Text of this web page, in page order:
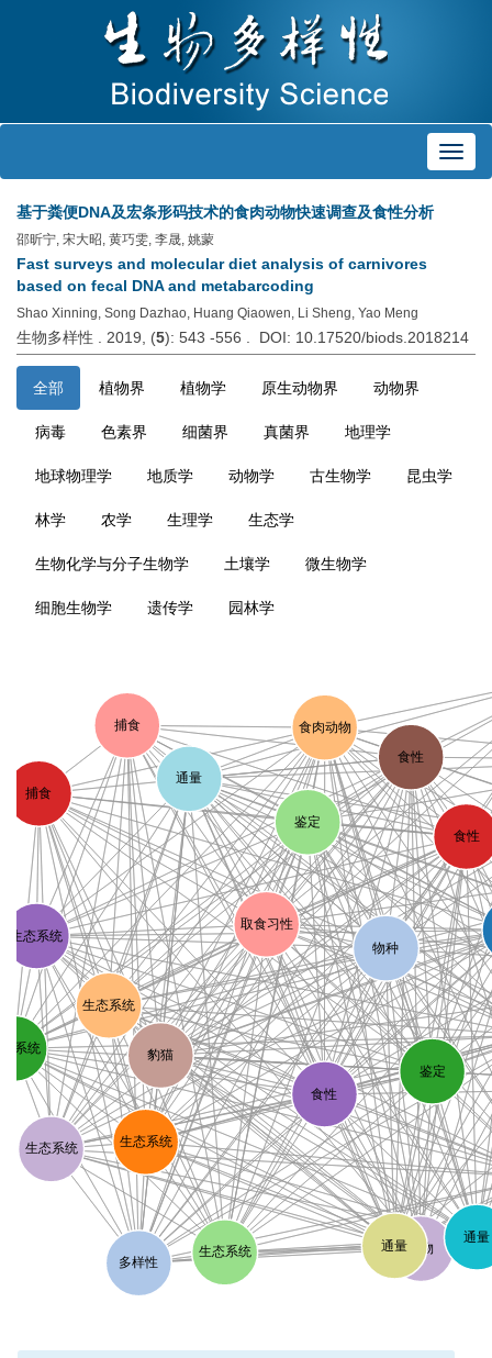
基于粪便DNA及宏条形码技术的食肉动物快速调查及食性分析
邵昕宁, 宋大昭, 黄巧雯, 李晟, 姚蒙
Fast surveys and molecular diet analysis of carnivores
based on fecal DNA and metabarcoding
Shao Xinning, Song Dazhao, Huang Qiaowen, Li Sheng, Yao Meng
生物多样性 . 2019, (5): 543 -556 . DOI: 10.17520/biods.2018214
全部 植物界 植物学 原生动物界 动物界
病毒 色素界 细菌界 真菌界 地理学
地球物理学 地质学 动物学 古生物学 昆虫学
林学 农学 生理学 生态学
生物化学与分子生物学 土壤学 微生物学
细胞生物学 遗传学 园林学
物种
食肉动物
鉴定
鉴定
食性
取食习性
食性
动物
食性
豹猫
通量
通量
通量
多样性
生态系统
生态系统
系统
生态系统
捕食
捕食
生态系统
生态系统